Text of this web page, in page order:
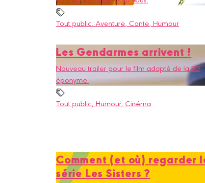
Tout public, Aventure, Conte, Humour
Les Gendarmes arrivent !
Nouveau trailer pour le film adapté de la BD
éponyme.
Tout public, Humour, Cinéma
Comment (et où) regarder
série Les Sisters ?